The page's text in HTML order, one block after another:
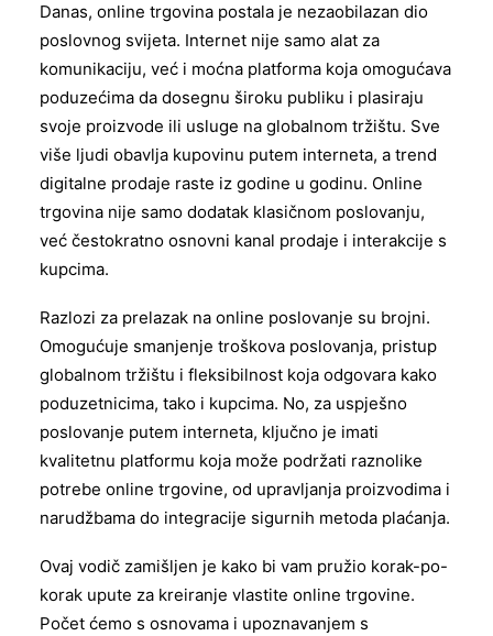
Danas, online trgovina postala je nezaobilazan dio
poslovnog svijeta. Internet nije samo alat za
komunikaciju, već i moćna platforma koja omogućava
poduzećima da dosegnu široku publiku i plasiraju
svoje proizvode ili usluge na globalnom tržištu. Sve
više ljudi obavlja kupovinu putem interneta, a trend
digitalne prodaje raste iz godine u godinu. Online
trgovina nije samo dodatak klasičnom poslovanju,
već čestokratno osnovni kanal prodaje i interakcije s
kupcima.
Razlozi za prelazak na online poslovanje su brojni.
Omogućuje smanjenje troškova poslovanja, pristup
globalnom tržištu i fleksibilnost koja odgovara kako
poduzetnicima, tako i kupcima. No, za uspješno
poslovanje putem interneta, ključno je imati
kvalitetnu platformu koja može podržati raznolike
potrebe online trgovine, od upravljanja proizvodima i
narudžbama do integracije sigurnih metoda plaćanja.
Ovaj vodič zamišljen je kako bi vam pružio korak-po-
korak upute za kreiranje vlastite online trgovine.
Počet ćemo s osnovama i upoznavanjem s